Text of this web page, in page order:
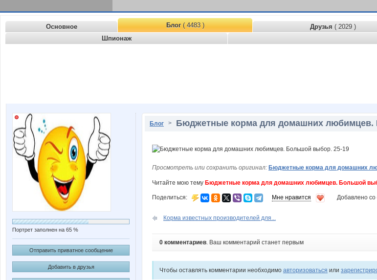
Основное Блог( 4483 ) Друзья ( 2029 )
Шпионаж
Портрет заполнен на 65 %
Отправить приватное сообщение
Добавить в друзья
Блог > Бюджетные корма для домашних любимцев.
Просмотреть или сохранить оригинал: Бюджетные корма для домашних
Читайте мою тему Бюджетные корма для домашних любимцев. Большой
Поделиться: Мне нравится Добавлено
Корма известных производителей для...
0 комментариев. Ваш комментарий станет первым
Чтобы оставлять комментарии необходимо авторизоваться или